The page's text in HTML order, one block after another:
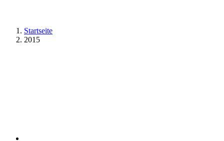
Startseite
2015